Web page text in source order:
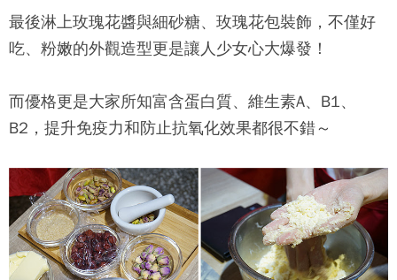
最後淋上玫瑰花醬與細砂糖、玫瑰花包裝飾，不僅好
吃、粉嫩的外觀造型更是讓人少女心大爆發！
而優格更是大家所知富含蛋白質、維生素A、B1、
B2，提升免疫力和防止抗氧化效果都很不錯～